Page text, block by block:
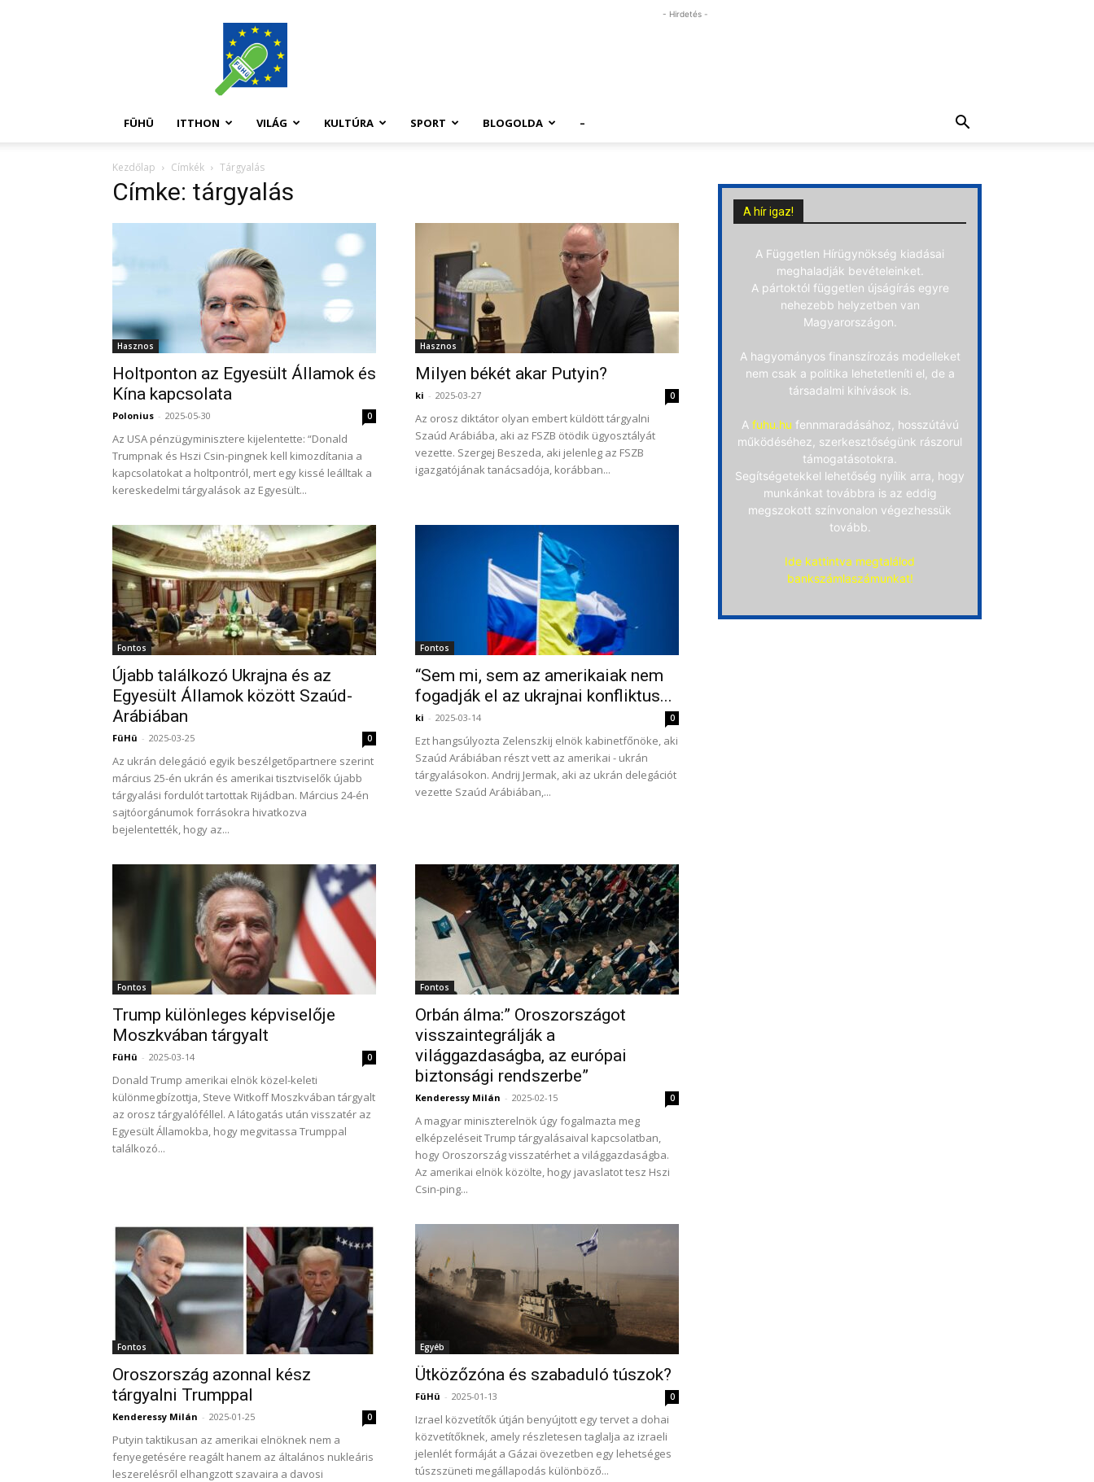
FüHü
- Hirdetés -
FÜHÜ ITTHON VILÁG KULTÚRA SPORT BLOGOLDA –
Kezdőlap Címkék Tárgyalás
Címke: tárgyalás
Hasznos
Holtponton az Egyesült Államok és
Kína kapcsolata
Polonius - 2025-05-30 0
Az USA pénzügyminisztere kijelentette: “Donald
Trumpnak és Hszi Csin-pingnek kell kimozdítania a
kapcsolatokat a holtpontról, mert egy kissé leálltak a
kereskedelmi tárgyalások az Egyesült...
Hasznos
Milyen békét akar Putyin?
ki - 2025-03-27 0
Az orosz diktátor olyan embert küldött tárgyalni
Szaúd Arábiába, aki az FSZB ötödik ügyosztályát
vezette. Szergej Beszeda, aki jelenleg az FSZB
igazgatójának tanácsadója, korábban...
Fontos
Újabb találkozó Ukrajna és az
Egyesült Államok között Szaúd-
Arábiában
FüHü - 2025-03-25 0
Az ukrán delegáció egyik beszélgetőpartnere szerint
március 25-én ukrán és amerikai tisztviselők újabb
tárgyalási fordulót tartottak Rijádban. Március 24-én
sajtóorgánumok forrásokra hivatkozva
bejelentették, hogy az...
Fontos
“Sem mi, sem az amerikaiak nem
fogadják el az ukrajnai konfliktus...
ki - 2025-03-14 0
Ezt hangsúlyozta Zelenszkij elnök kabinetfőnöke, aki
Szaúd Arábiában részt vett az amerikai - ukrán
tárgyalásokon. Andrij Jermak, aki az ukrán delegációt
vezette Szaúd Arábiában,...
Fontos
Trump különleges képviselője
Moszkvában tárgyalt
FüHü - 2025-03-14 0
Donald Trump amerikai elnök közel-keleti
különmegbízottja, Steve Witkoff Moszkvában tárgyalt
az orosz tárgyalóféllel. A látogatás után visszatér az
Egyesült Államokba, hogy megvitassa Trumppal
találkozó...
Fontos
Orbán álma:” Oroszországot
visszaintegrálják a
világgazdaságba, az európai
biztonsági rendszerbe”
Kenderessy Milán - 2025-02-15 0
A magyar miniszterelnök úgy fogalmazta meg
elképzeléseit Trump tárgyalásaival kapcsolatban,
hogy Oroszország visszatérhet a világgazdaságba.
Az amerikai elnök közölte, hogy javaslatot tesz Hszi
Csin-ping...
Fontos
Oroszország azonnal kész
tárgyalni Trumppal
Kenderessy Milán - 2025-01-25 0
Putyin taktikusan az amerikai elnöknek nem a
fenyegetésére reagált hanem az általános nukleáris
leszerelésről elhangzott szavaira a davosi
Egyéb
Ütközőzóna és szabaduló túszok?
FüHü - 2025-01-13 0
Izrael közvetítők útján benyújtott egy tervet a dohai
közvetítőknek, amely részletesen taglalja az izraeli
jelenlét formáját a Gázai övezetben egy lehetséges
túszszüneti megállapodás különböző...
A hír igaz!
A Független Hírügynökség kiadásai
meghaladják bevételeinket.
A pártoktól független újságírás egyre
nehezebb helyzetben van
Magyarországon.
A hagyományos finanszírozás modelleket
nem csak a politika lehetetleníti el, de a
társadalmi kihívások is.
A fuhu.hu fennmaradásához, hosszútávú
működéséhez, szerkesztőségünk rászorul
támogatásotokra.
Segítségetekkel lehetőség nyílik arra, hogy
munkánkat továbbra is az eddig
megszokott színvonalon végezhessük
tovább.
Ide kattintva megtalálod
bankszámlaszámunkat!